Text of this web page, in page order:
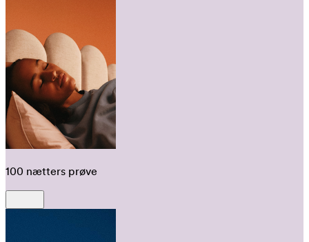
100 nætters prøve